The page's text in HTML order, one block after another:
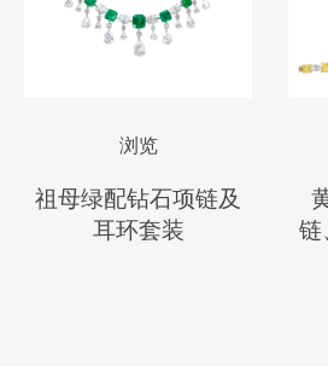
浏览
祖母绿配钻石项链及
耳环套装
链